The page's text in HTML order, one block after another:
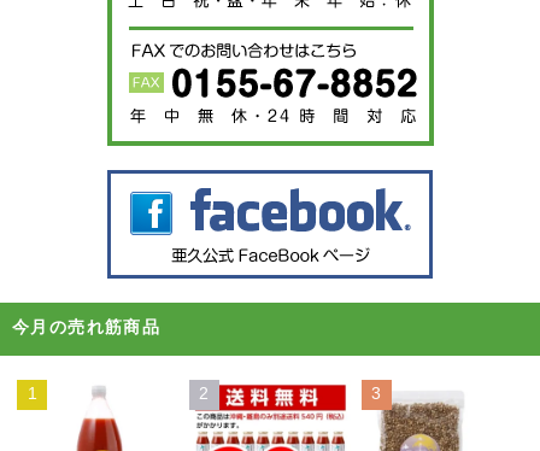
今月の売れ筋商品
1 2 3